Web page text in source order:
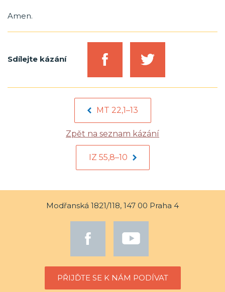
Amen.
Sdílejte kázání
MT 22,1–13
Zpět na seznam kázání
IZ 55,8–10
Modřanská 1821/118, 147 00 Praha 4
PŘIJĎTE SE K NÁM PODÍVAT